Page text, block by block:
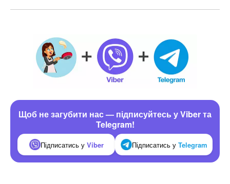
Щоб не загубити нас — підписуйтесь у Viber та
Telegram!
Підписатись у Viber Підписатись у Telegram